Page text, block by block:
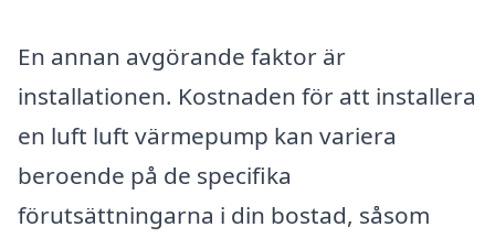
En annan avgörande faktor är
installationen. Kostnaden för att installera
en luft luft värmepump kan variera
beroende på de specifika
förutsättningarna i din bostad, såsom